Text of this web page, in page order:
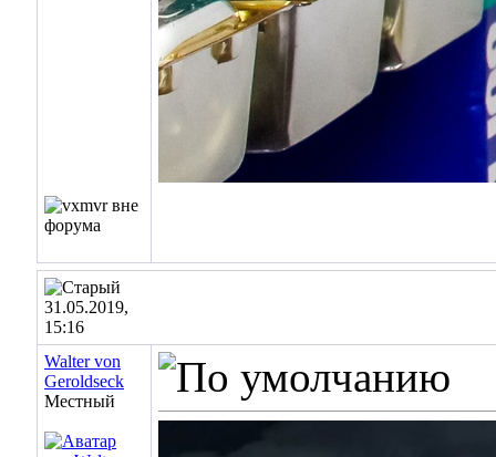
31.05.2019,
15:16
Walter von
Geroldseck
Местный